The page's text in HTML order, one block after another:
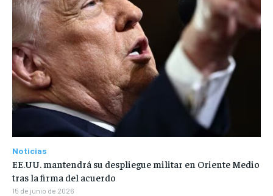
Noticias
EE.UU. mantendrá su despliegue militar en Oriente Medio
tras la firma del acuerdo
15 de junio de 2026